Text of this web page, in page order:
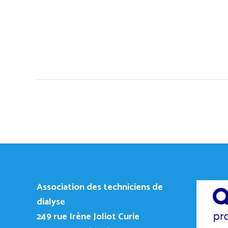
Association des techniciens de
dialyse
249rue Irène Joliot Curie